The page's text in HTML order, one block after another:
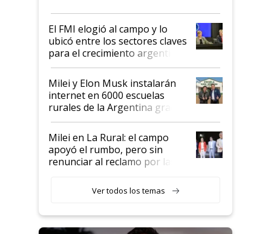
de Milei
El FMI elogió al campo y lo
ubicó entre los sectores claves
para el crecimiento argentino
Milei y Elon Musk instalarán
internet en 6000 escuelas
rurales de la Argentina gracias
a un acuerdo con Starlink
Milei en La Rural: el campo
apoyó el rumbo, pero sin
renunciar al reclamo por las
Ver todos los temas